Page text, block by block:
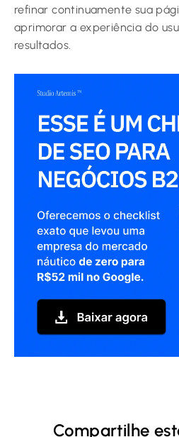
refinar continuamente sua
aprimorar a experiência do
resultados.
Compartilhe